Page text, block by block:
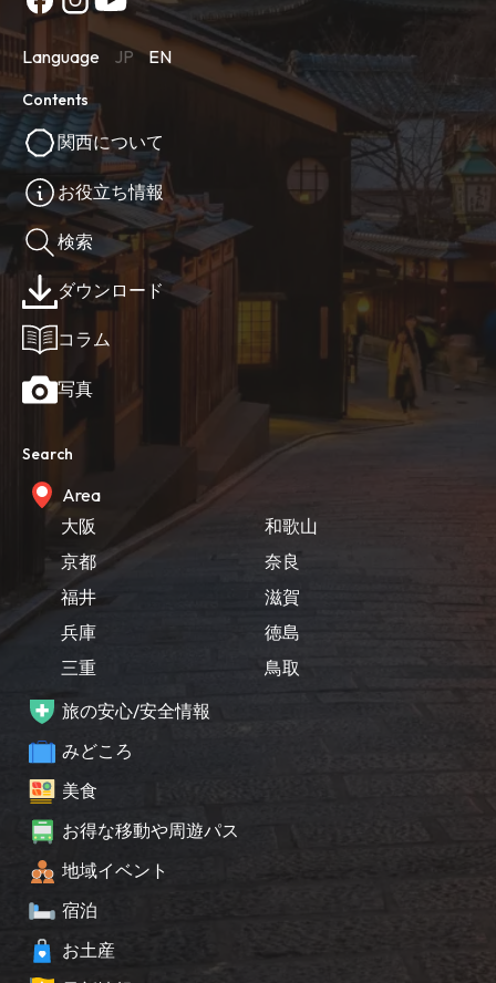
Language JP EN
Contents
関西について
お役立ち情報
検索
ダウンロード
コラム
写真
Search
Area
大阪
京都
福井
兵庫
三重
和歌山
奈良
滋賀
徳島
鳥取
旅の安心/安全情報
みどころ
美食
お得な移動や周遊パス
地域イベント
宿泊
お土産